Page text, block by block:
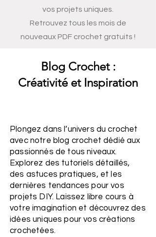
vos projets uniques.
Retrouvez tous les mois de
nouveaux PDF crochet gratuits !
Blog Crochet :
Créativité et Inspiration
Plongez dans l’univers du crochet
avec notre blog crochet dédié aux
passionnés de tous niveaux.
Explorez des tutoriels détaillés,
des astuces pratiques, et les
dernières tendances pour vos
projets DIY. Laissez libre cours à
votre imagination et découvrez des
idées uniques pour vos créations
crochetées.